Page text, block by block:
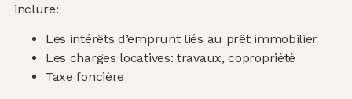
inclure:
Les intérêts d’emprunt liés au prêt immobilier
Les charges locatives: travaux, copropriété
Taxe foncière